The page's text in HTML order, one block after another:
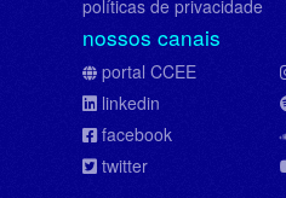
políticas de privacidade
nossos canais
portal CCEE
linkedin
facebook
twitter